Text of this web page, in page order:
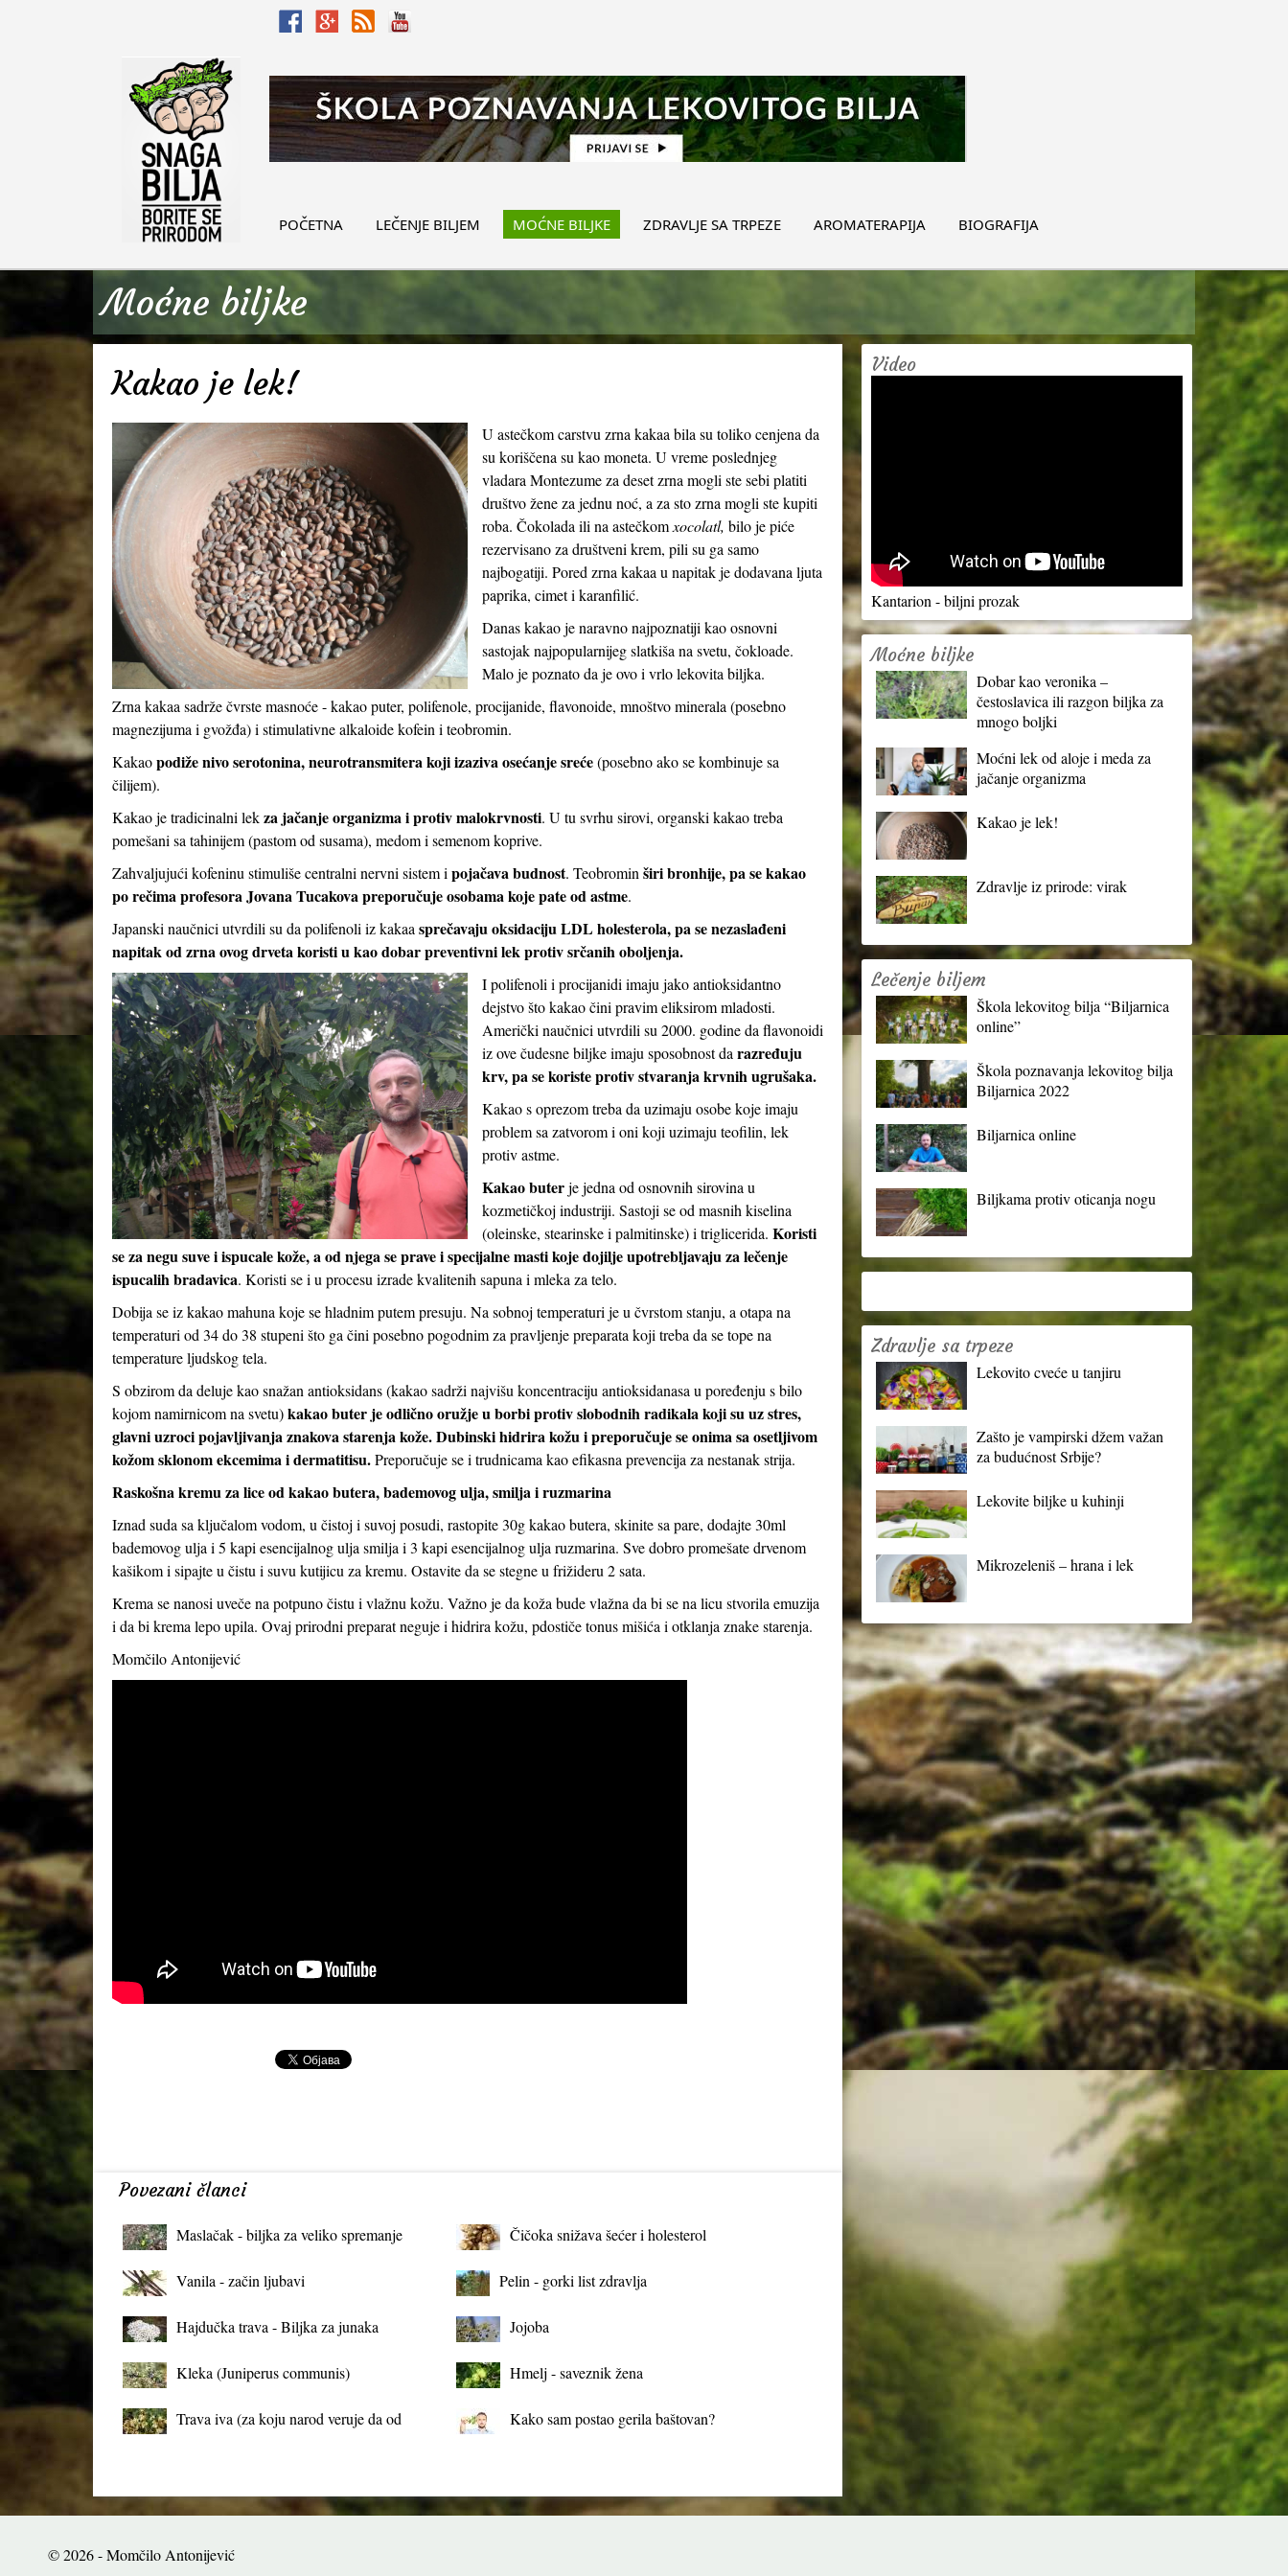
POČETNA LEČENJE BILJEM MOĆNE BILJKE ZDRAVLJE SA TRPEZE AROMATERAPIJA BIOGRAFIJA
Moćne biljke
Kakao je lek!
U astečkom carstvu zrna kakaa bila su toliko cenjena da
su koriščena su kao moneta. U vreme poslednjeg
vladara Montezume za deset zrna mogli ste sebi platiti
društvo žene za jednu noć, a za sto zrna mogli ste kupiti
roba. Čokolada ili na astečkomxocolatl, bilo je piće
rezervisano za društveni krem, pili su ga samo
najbogatiji. Pored zrna kakaa u napitak je dodavana ljuta
paprika, cimet i karanfilić.
Danas kakao je naravno najpoznatiji kao osnovni
sastojak najpopularnijeg slatkiša na svetu, čokloade.
Malo je poznato da je ovo i vrlo lekovita biljka.
Zrna kakaa sadrže čvrste masnoće - kakao puter, polifenole, procijanide, flavonoide, mnoštvo minerala (posebno
magnezijuma i gvožđa) i stimulativne alkaloide kofein i teobromin.
Kakaopodiže nivo serotonina, neurotransmitera koji izaziva osećanje sreće(posebno ako se kombinuje sa
čilijem).
Kakao je tradicinalni lekza jačanje organizma i protiv malokrvnosti. U tu svrhu sirovi, organski kakao treba
pomešani sa tahinijem (pastom od susama), medom i semenom koprive.
Zahvaljujući kofeninu stimuliše centralni nervni sistem i pojačava budnost. Teobromin širi bronhije, pa se kakao
po rečima profesora Jovana Tucakova preporučuje osobama koje pate od astme.
Japanski naučnici utvrdili su da polifenoli iz kakaa sprečavaju oksidaciju LDL holesterola, pa se nezaslađeni
napitak od zrna ovog drveta koristi u kao dobar preventivni lek protiv srčanih oboljenja.
I polifenoli i procijanidi imaju jako antioksidantno
dejstvo što kakao čini pravim eliksirom mladosti.
Američki naučnici utvrdili su 2000. godine da flavonoidi
iz ove čudesne biljke imaju sposobnost da razređuju
krv, pa se koriste protiv stvaranja krvnih ugrušaka.
Kakao s oprezom treba da uzimaju osobe koje imaju
problem sa zatvorom i oni koji uzimaju teofilin, lek
protiv astme.
Kakao buterje jedna od osnovnih sirovina u
kozmetičkoj industriji. Sastoji se od masnih kiselina
(oleinske, stearinske i palmitinske) i triglicerida. Koristi
se za negu suve i ispucale kože, a od njega se prave i specijalne masti koje dojilje upotrebljavaju za lečenje
ispucalih bradavica. Koristi se i u procesu izrade kvalitenih sapuna i mleka za telo.
Dobija se iz kakao mahuna koje se hladnim putem presuju. Na sobnoj temperaturi je u čvrstom stanju, a otapa na
temperaturi od 34 do 38 stupeni što ga čini posebno pogodnim za pravljenje preparata koji treba da se tope na
temperature ljudskog tela.
S obzirom da deluje kao snažan antioksidans (kakao sadrži najvišu koncentraciju antioksidanasa u poređenju s bilo
kojom namirnicom na svetu)kakao buter je odlično oružje u borbi protiv slobodnih radikala koji su uz stres,
glavni uzroci pojavljivanja znakova starenja kože. Dubinski hidrira kožu i preporučuje se onima sa osetljivom
kožom sklonom ekcemima i dermatitisu.Preporučuje se i trudnicama kao efikasna prevencija za nestanak strija.
Raskošna kremu za lice od kakao butera, bademovog ulja, smilja i ruzmarina
Iznad suda sa ključalom vodom, u čistoj i suvoj posudi, rastopite 30g kakao butera, skinite sa pare, dodajte 30ml
bademovog ulja i 5 kapi esencijalnog ulja smilja i 3 kapi esencijalnog ulja ruzmarina. Sve dobro promešate drvenom
kašikom i sipajte u čistu i suvu kutijicu za kremu. Ostavite da se stegne u frižideru 2 sata.
Krema se nanosi uveče na potpuno čistu i vlažnu kožu. Važno je da koža bude vlažna da bi se na licu stvorila emuzija
i da bi krema lepo upila. Ovaj prirodni preparat neguje i hidrira kožu, pdostiče tonus mišića i otklanja znake starenja.
Momčilo Antonijević
Povezani članci
Maslačak - biljka za veliko spremanje
Čičoka snižava šećer i holesterol
Vanila - začin ljubavi Pelin - gorki list zdravlja
Hajdučka trava - Biljka za junaka Jojoba
Kleka (Juniperus communis) Hmelj - saveznik žena
Trava iva (za koju narod veruje da od
Kako sam postao gerila baštovan?
Video
Kantarion - biljni prozak
Moćne biljke
Dobar kao veronika –
čestoslavica ili razgon biljka za
mnogo boljki
Moćni lek od aloje i meda za
jačanje organizma
Kakao je lek!
Zdravlje iz prirode: virak
Lečenje biljem
Škola lekovitog bilja “Biljarnica
online”
Škola poznavanja lekovitog bilja
Biljarnica 2022
Biljarnica online
Biljkama protiv oticanja nogu
Zdravlje sa trpeze
Lekovito cveće u tanjiru
Zašto je vampirski džem važan
za budućnost Srbije?
Lekovite biljke u kuhinji
Mikrozeleniš – hrana i lek
© 2026 - Momčilo Antonijević